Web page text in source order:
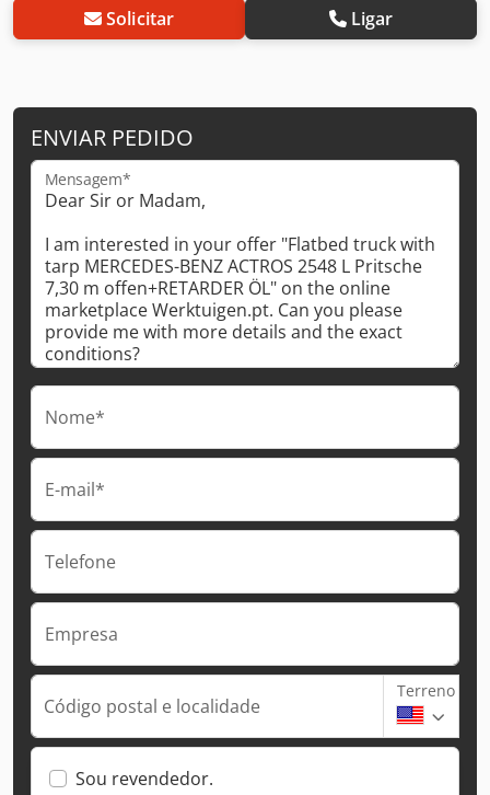
Solicitar Ligar
ENVIAR PEDIDO
Mensagem*
Nome*
E-mail*
Telefone
Empresa
Código postal e localidade
Terreno
Sou revendedor.